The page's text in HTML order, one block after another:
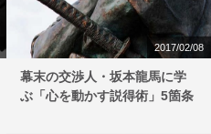
2017/02/08
幕末の交渉人・坂本龍馬に学
ぶ「心を動かす説得術」5箇条